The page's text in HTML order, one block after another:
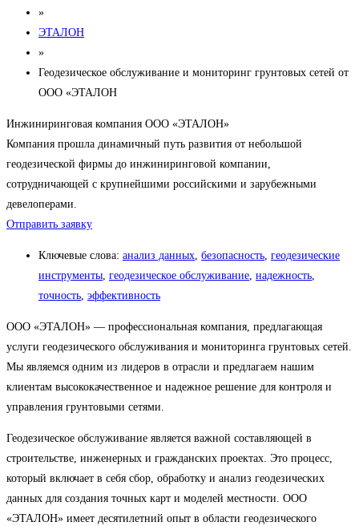
»
ЭТАЛОН
»
Геодезическое обслуживание и мониторинг грунтовых сетей от
ООО «ЭТАЛОН
Инжиниринговая компания ООО «ЭТАЛОН»
Компания прошла динамичный путь развития от небольшой
геодезической фирмы до инжиниринговой компании,
сотрудничающей с крупнейшими российскими и зарубежными
девелоперами.
Отправить заявку
Ключевые слова: анализ данных, безопасность, геодезические
инструменты, геодезическое обслуживание, надежность,
точность, эффективность
ООО «ЭТАЛОН» — профессиональная компания, предлагающая
услуги геодезического обслуживания и мониторинга грунтовых сетей.
Мы являемся одним из лидеров в отрасли и предлагаем нашим
клиентам высококачественное и надежное решение для контроля и
управления грунтовыми сетями.
Геодезическое обслуживание является важной составляющей в
строительстве, инженерных и гражданских проектах. Это процесс,
который включает в себя сбор, обработку и анализ геодезических
данных для создания точных карт и моделей местности. ООО
«ЭТАЛОН» имеет десятилетний опыт в области геодезического